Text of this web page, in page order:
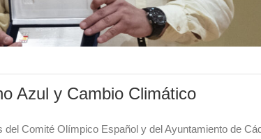
Azul y Cambio Climático
Comité Olímpico Español y del Ayuntamiento de